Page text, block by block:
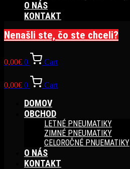
O NÁS
KONTAKT
Nenašli ste, čo ste chceli?
0,00€ 0 Cart
0,00€ 0 Cart
DOMOV
OBCHOD
LETNÉ PNEUMATIKY
ZIMNÉ PNEUMATIKY
CELOROČNÉ PNUEMATIKY
O NÁS
KONTAKT